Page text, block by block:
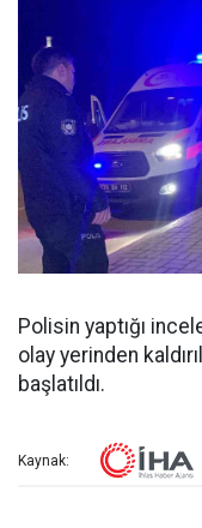
Polisin yaptığı
olay yerinden
başlatıldı.
Kaynak: